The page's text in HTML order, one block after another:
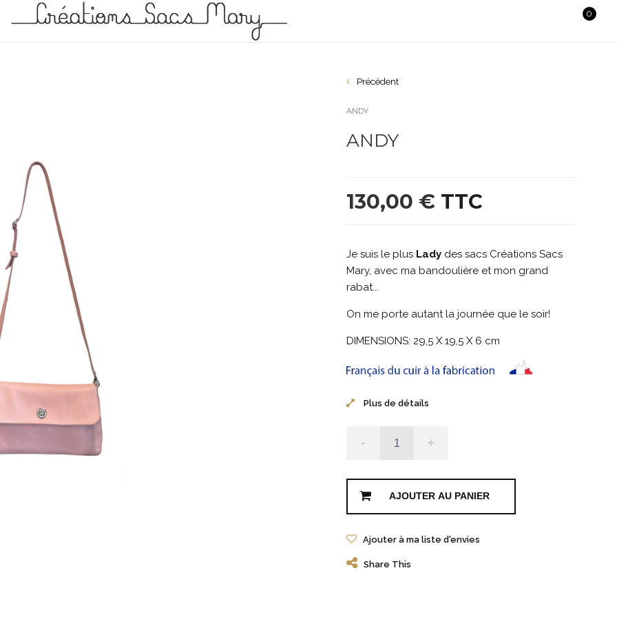
0
Précédent
ANDY
ANDY
130,00 € TTC
Je suis le plus Lady des sacs Créations Sacs
Mary, avec ma bandoulière et mon grand
rabat...
On me porte autant la journée que le soir!
DIMENSIONS: 29,5 X 19,5 X 6 cm
Plus de détails
- +
AJOUTER AU PANIER
Ajouter à ma liste d'envies
Share This